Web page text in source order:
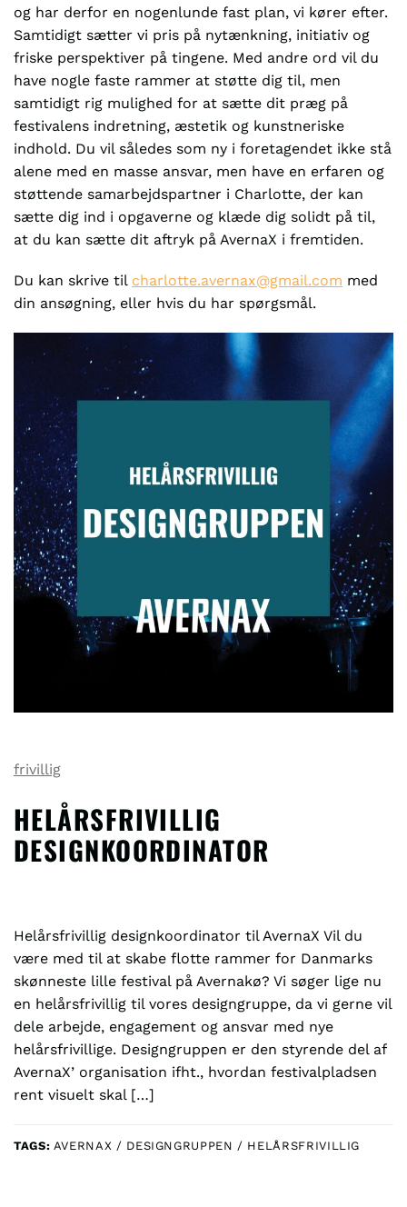
og har derfor en nogenlunde fast plan, vi kører efter.
Samtidigt sætter vi pris på nytænkning, initiativ og
friske perspektiver på tingene. Med andre ord vil du
have nogle faste rammer at støtte dig til, men
samtidigt rig mulighed for at sætte dit præg på
festivalens indretning, æstetik og kunstneriske
indhold. Du vil således som ny i foretagendet ikke stå
alene med en masse ansvar, men have en erfaren og
støttende samarbejdspartner i Charlotte, der kan
sætte dig ind i opgaverne og klæde dig solidt på til,
at du kan sætte dit aftryk på AvernaX i fremtiden.
Du kan skrive til charlotte.avernax@gmail.com med
din ansøgning, eller hvis du har spørgsmål.
frivillig
HELÅRSFRIVILLIG
DESIGNKOORDINATOR
Helårsfrivillig designkoordinator til AvernaX Vil du
være med til at skabe flotte rammer for Danmarks
skønneste lille festival på Avernakø? Vi søger lige nu
en helårsfrivillig til vores designgruppe, da vi gerne vil
dele arbejde, engagement og ansvar med nye
helårsfrivillige. Designgruppen er den styrende del af
AvernaX’ organisation ifht., hvordan festivalpladsen
rent visuelt skal […]
TAGS: AVERNAX / DESIGNGRUPPEN / HELÅRSFRIVILLIG